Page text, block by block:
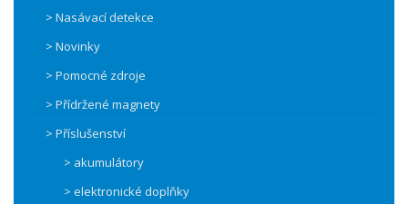
> Nasávací detekce
> Novinky
> Pomocné zdroje
> Přídržené magnety
> Příslušenství
> akumulátory
> elektronické doplňky